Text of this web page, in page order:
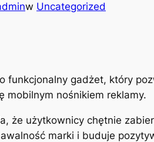
w Uncategorized
funkcjonalny gadżet, który
mobilnym nośnikiem reklamy.
że użytkownicy chętnie
marki i buduje